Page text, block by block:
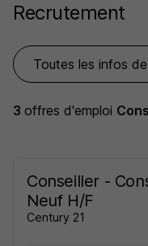
Recrutement
Toutes les infos
3 offres d'emploi
Conseiller -
Neuf H/F
Century 21